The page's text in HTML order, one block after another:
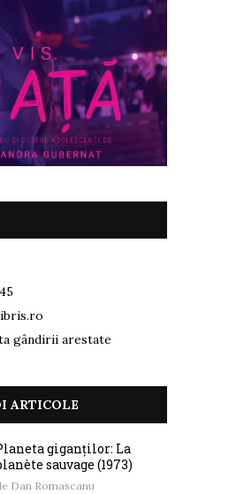
gândirii arestate
ARTICOLE
giganților: La
sauvage (1973)
Dan Romascanu